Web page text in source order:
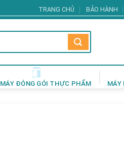
TRANG CHỦ BẢO HÀNH
MÁY ĐÓNG GÓI THỰC PHẨM MÁY